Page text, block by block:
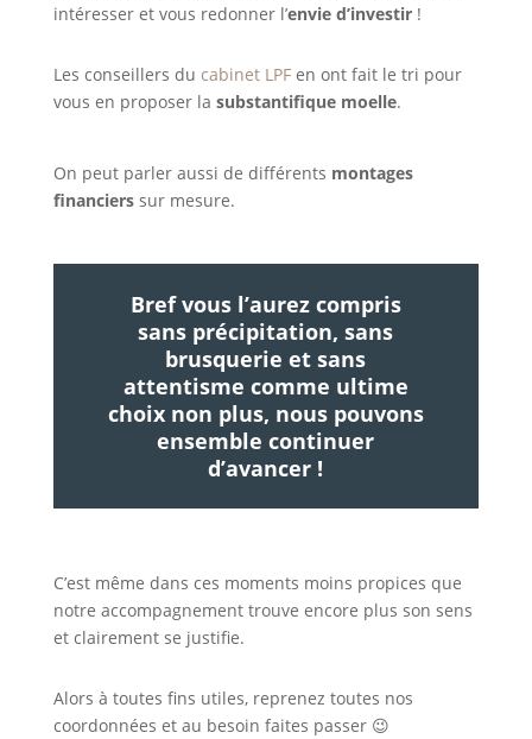
intéresser et vous redonner l’envie d’investir!
Les conseillers du cabinet LPFen ont fait le tri pour
vous en proposer la substantifique moelle.
On peut parler aussi de différents montages
financierssur mesure.
Bref vous l’aurez compris
sans précipitation, sans
brusquerie et sans
attentisme comme ultime
choix non plus, nous pouvons
ensemble continuer
d’avancer !
C’est même dans ces moments moins propices que
notre accompagnement trouve encore plus son sens
et clairement se justifie.
Alors à toutes fins utiles, reprenez toutes nos
coordonnées et au besoin faites passer 😉